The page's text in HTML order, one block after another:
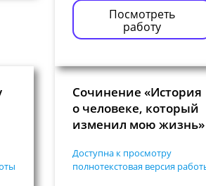
Посмотреть
работу
Сочинение «История
о человеке, который
изменил мою жизнь»
Доступна к просмотру
полнотекстовая версия